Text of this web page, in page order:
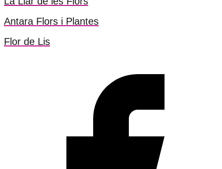
Antara Flors i Plantes
Flor de Lis